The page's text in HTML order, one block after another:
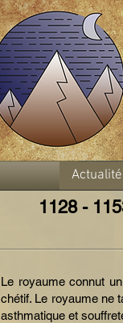
1128 -
Le royaume connut
chétif. Le royaume ne
asthmatique et